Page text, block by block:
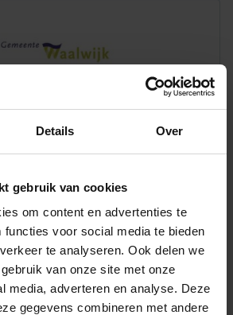
Details Over
gebruik van cookies
om content en advertenties te
functies voor social media te bieden
te analyseren. Ook delen we
van onze site met onze
media, adverteren en analyse. Deze
gegevens combineren met andere